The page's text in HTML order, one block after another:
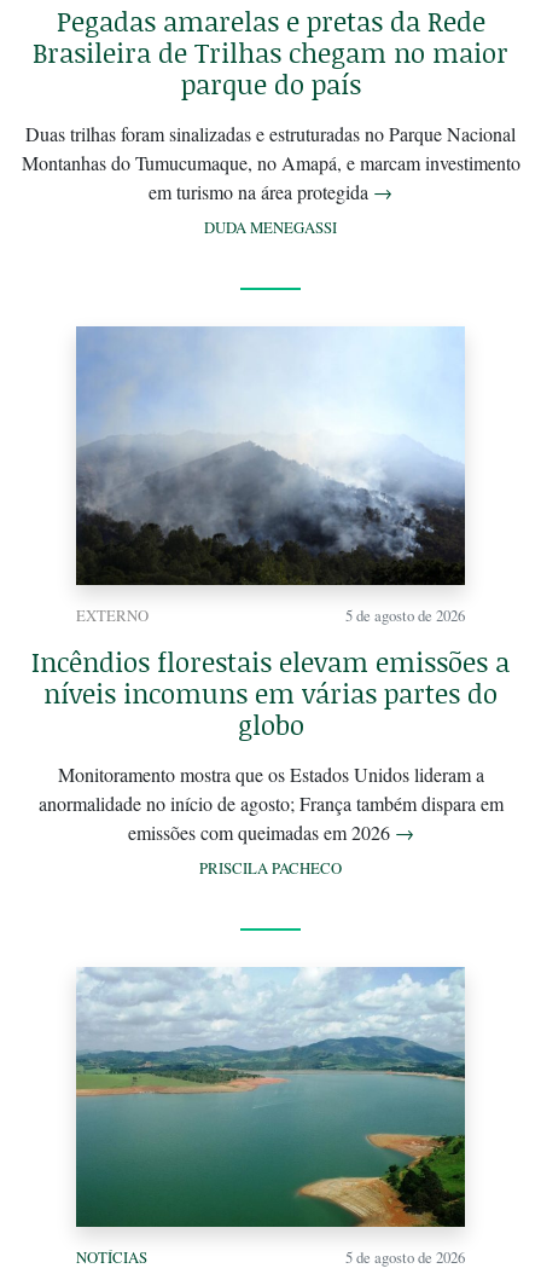
Pegadas amarelas e pretas da Rede
Brasileira de Trilhas chegam no maior
parque do país
Duas trilhas foram sinalizadas e estruturadas no Parque Nacional
Montanhas do Tumucumaque, no Amapá, e marcam investimento
em turismo na área protegida →
DUDA MENEGASSI
EXTERNO 5 de agosto de 2026
Incêndios florestais elevam emissões a
níveis incomuns em várias partes do
globo
Monitoramento mostra que os Estados Unidos lideram a
anormalidade no início de agosto; França também dispara em
emissões com queimadas em 2026 →
PRISCILA PACHECO
NOTÍCIAS 5 de agosto de 2026